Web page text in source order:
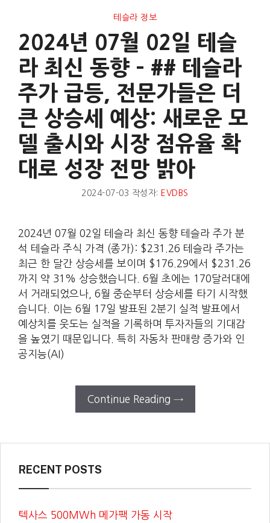
테슬라 정보
2024년 07월 02일 테슬
라 최신 동향 – ## 테슬라
주가 급등, 전문가들은 더
큰 상승세 예상: 새로운 모
델 출시와 시장 점유율 확
대로 성장 전망 밝아
2024-07-03 작성자: EVDBS
2024년 07월 02일 테슬라 최신 동향 테슬라 주가 분
석 테슬라 주식 가격 (종가): $231.26 테슬라 주가는
최근 한 달간 상승세를 보이며 $176.29에서 $231.26
까지 약 31% 상승했습니다. 6월 초에는 170달러대에
서 거래되었으나, 6월 중순부터 상승세를 타기 시작했
습니다. 이는 6월 17일 발표된 2분기 실적 발표에서
예상치를 웃도는 실적을 기록하며 투자자들의 기대감
을 높였기 때문입니다. 특히 자동차 판매량 증가와 인
공지능(AI)
Continue Reading →
RECENT POSTS
텍사스 500MWh 메가팩 가동 시작